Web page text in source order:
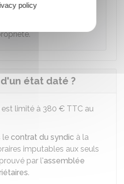
sont données à titre
de l'arrêté des
état daté ?
limité à 380 € TTC au
le contrat du syndic à la
imputables aux seuls
par l'assemblée
.
policy